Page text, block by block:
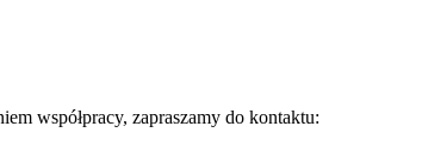
współpracy, zapraszamy do kontaktu: